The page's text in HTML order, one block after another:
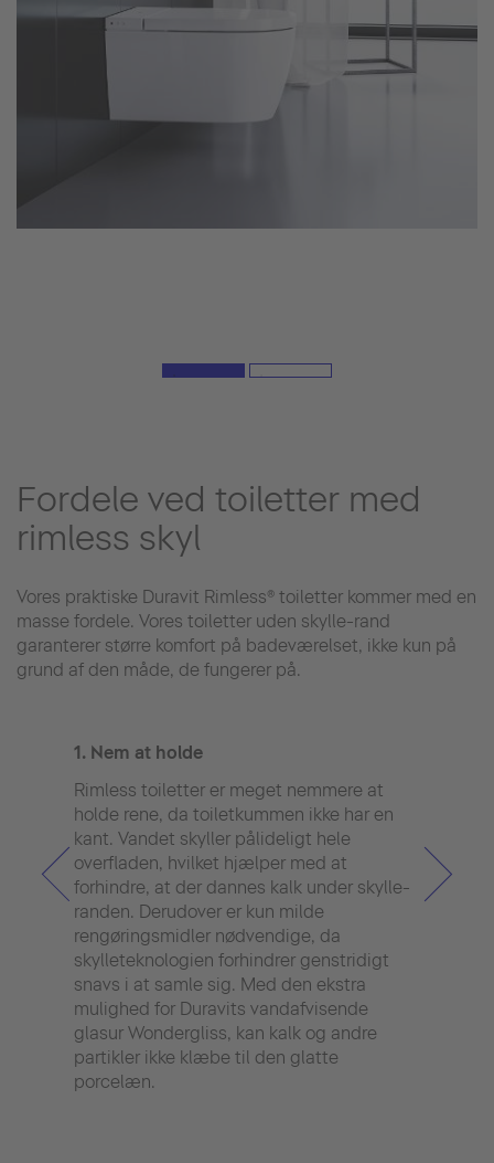
Fordele ved toiletter med
rimless skyl
Vores praktiske Duravit Rimless® toiletter kommer med en
masse fordele. Vores toiletter uden skylle-rand
garanterer større komfort på badeværelset, ikke kun på
grund af den måde, de fungerer på.
1. Nem at holde
Rimless toiletter er meget nemmere at
holde rene, da toiletkummen ikke har en
kant. Vandet skyller pålideligt hele
overfladen, hvilket hjælper med at
forhindre, at der dannes kalk under skylle-
randen. Derudover er kun milde
rengøringsmidler nødvendige, da
skylleteknologien forhindrer genstridigt
snavs i at samle sig. Med den ekstra
mulighed for Duravits vandafvisende
glasur Wondergliss, kan kalk og andre
partikler ikke klæbe til den glatte
porcelæn.